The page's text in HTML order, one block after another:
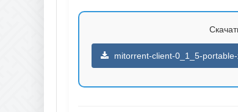
mitorrent-client-0_1_5-